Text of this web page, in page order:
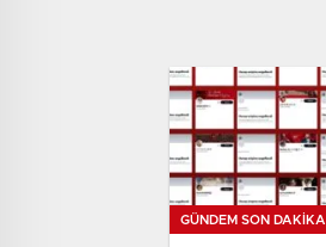
GÜNDEM SON DAKİKA